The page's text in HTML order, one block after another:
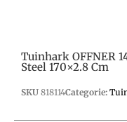
Tuinhark OFFNER
Steel 170×2.8 Cm
SKU 818114Categorie: